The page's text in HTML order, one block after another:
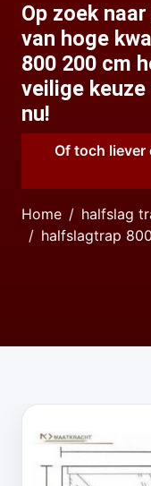
Op zoek
van hoge
800 200 cm
veilige
nu!
Of toch liever
Home
halfslag
halfslagtrap